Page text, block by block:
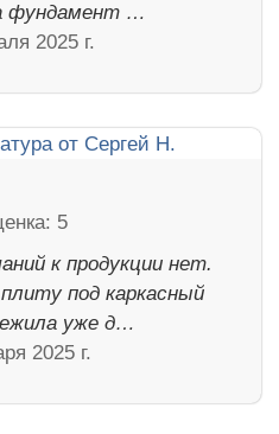
фундамент …
2025 г.
к продукции нет.
под каркасный
уже д…
2025 г.